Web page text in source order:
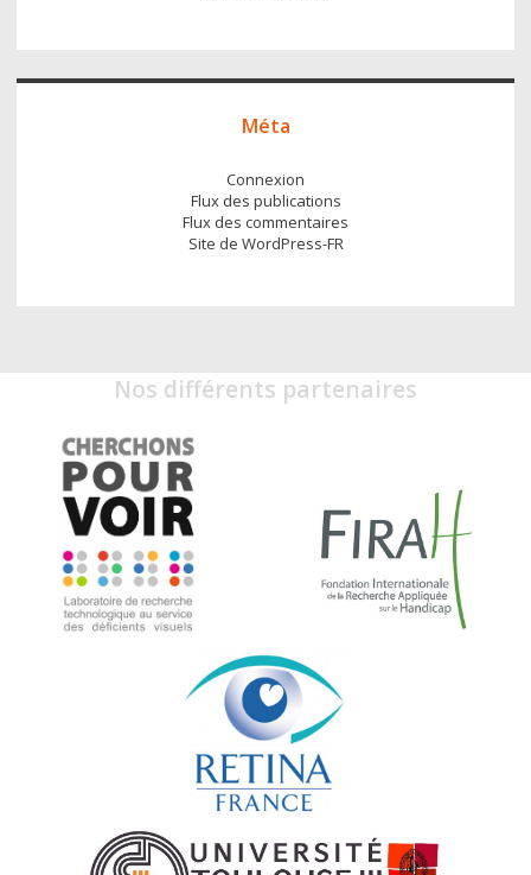
Méta
Connexion
Flux des publications
Flux des commentaires
Site de WordPress-FR
Nos différents partenaires